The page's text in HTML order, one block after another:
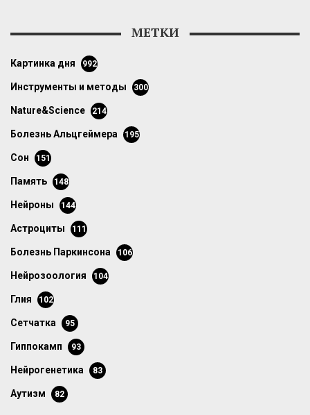
МЕТКИ
картинка дня 992
инструменты и методы 300
Nature&Science 214
болезнь Альцгеймера 195
сон 151
память 148
нейроны 144
астроциты 111
болезнь Паркинсона 106
нейрозоология 104
глия 102
сетчатка 95
гиппокамп 93
нейрогенетика 83
аутизм 82